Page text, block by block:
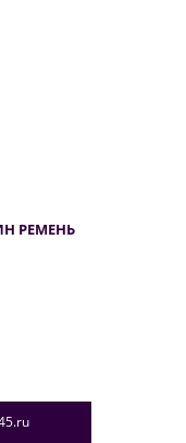
РЕМЕНЬ